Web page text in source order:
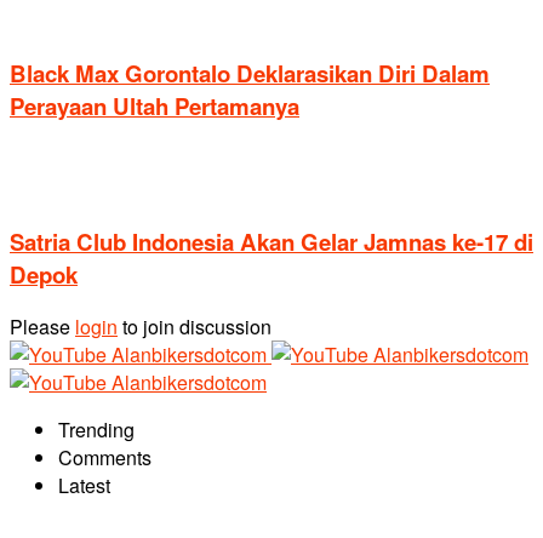
Black Max Gorontalo Deklarasikan Diri Dalam
Perayaan Ultah Pertamanya
Satria Club Indonesia Akan Gelar Jamnas ke-17 di
Depok
Please login to join discussion
Trending
Comments
Latest